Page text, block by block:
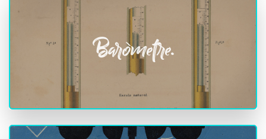
Baròmetre.